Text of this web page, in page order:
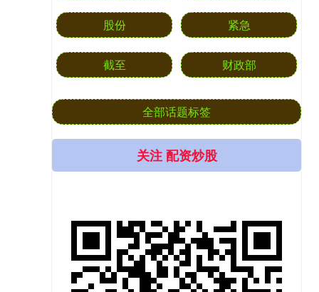
股份 紧急
截至 财政部
全部话题标签
关注 配资炒股